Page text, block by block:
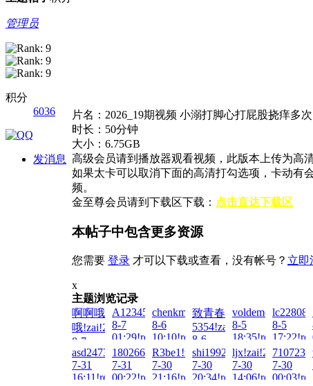
管理员
积分
6036
发消息
片名：2026_19期视频 小溺打脚心打屁股挠痒多
时长：50分钟
大小：6.75GB
高级会员请到播放器观看视频，此版本上传为高
如果太卡可以取消下面的高清打勾选项，卡动有
频。
金至尊会员请到下载区下载： 点击直达下载区
本帖子中包含更多资源
您需要 登录 才可以下载或查看，没有帐号？ 立即
x
主题浏览记录
啊啊哦
哦!zai!2026-
8-7
05:08!read!
A123456...!zai!2026-
8-7
01:29!read!
chenkm777!zai!2026-
8-6
10:10!read!
致青春
5354!zai!2026-
8-6
02:11!read!
8-5
18:35!read!
8-5
asd247387010!zai!2026-
7-31
16:11!read!
1802667552!zai!2026-
7-31
00:22!read!
R3be1!zai!2026-
7-30
21:16!read!
shi19921228!zai!2026-
7-30
20:34!read!
ljx!zai!2026-
7-30
14:06!read!
7-30